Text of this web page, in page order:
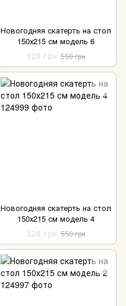
Новогодняя скатерть на стол
150х215 см модель 6
528 грн 550 грн
Новогодняя скатерть на стол
150х215 см модель 4
528 грн 550 грн